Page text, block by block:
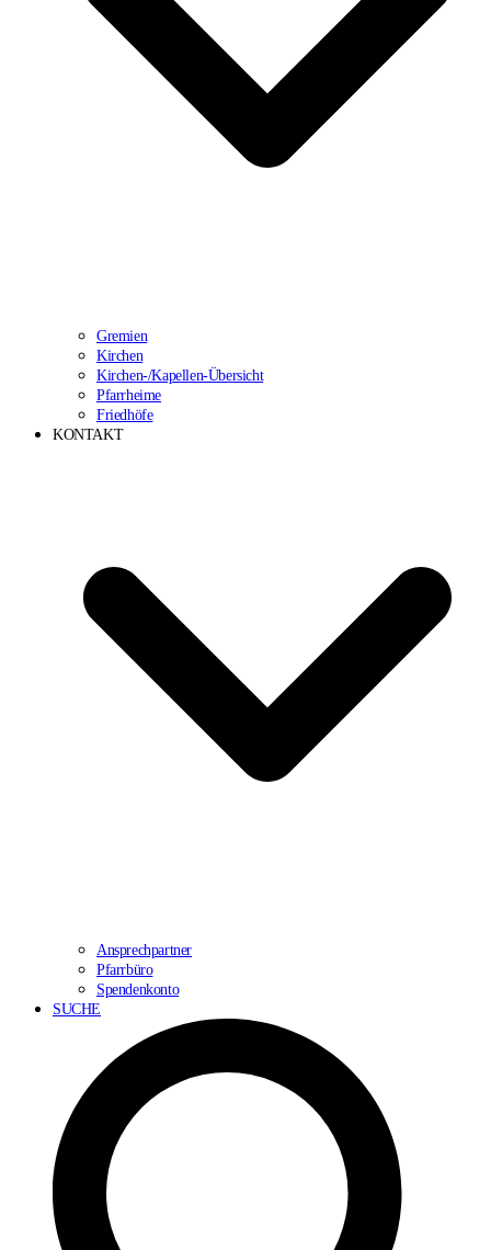
Gremien
Kirchen
Kirchen-/Kapellen-Übersicht
Pfarrheime
Friedhöfe
KONTAKT
Ansprechpartner
Pfarrbüro
Spendenkonto
SUCHE